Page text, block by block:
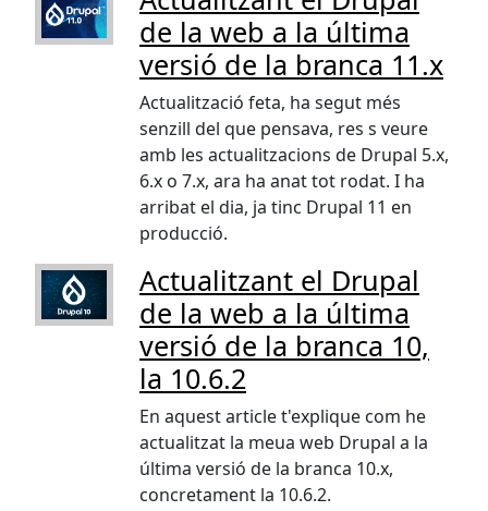
de la web a la última
versió de la branca 11.x
Actualització feta, ha segut més
senzill del que pensava, res s veure
amb les actualitzacions de Drupal 5.x,
6.x o 7.x, ara ha anat tot rodat. I ha
arribat el dia, ja tinc Drupal 11 en
producció.
Actualitzant el Drupal
de la web a la última
versió de la branca 10,
la 10.6.2
En aquest article t'explique com he
actualitzat la meua web Drupal a la
última versió de la branca 10.x,
concretament la 10.6.2.